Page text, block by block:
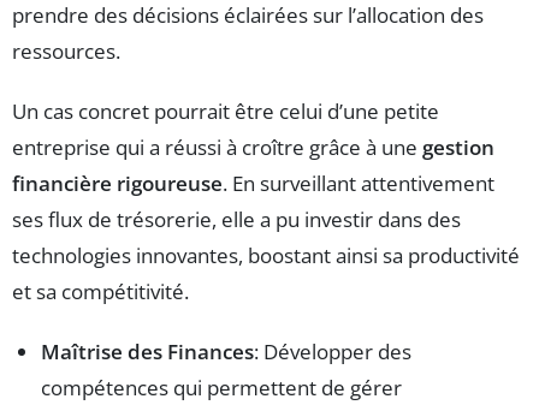
prendre des décisions éclairées sur l’allocation des
ressources.
Un cas concret pourrait être celui d’une petite
entreprise qui a réussi à croître grâce à une gestion
financière rigoureuse. En surveillant attentivement
ses flux de trésorerie, elle a pu investir dans des
technologies innovantes, boostant ainsi sa productivité
et sa compétitivité.
Maîtrise des Finances: Développer des
compétences qui permettent de gérer